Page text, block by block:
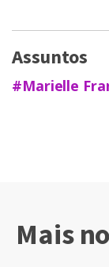
Assuntos
#Marielle
Mais